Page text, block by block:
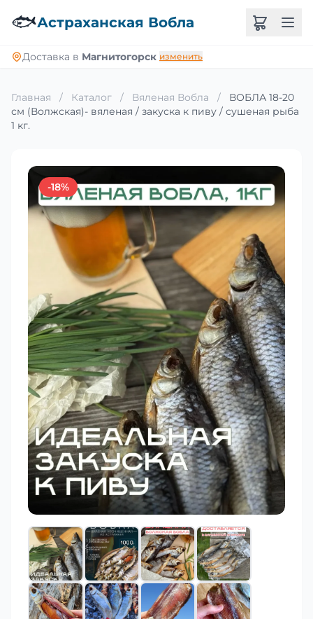
🐟Астраханская Вобла
Доставка в Магнитогорск изменить
Главная / Каталог / Вяленая Вобла /
ВОБЛА 18-20
см (Волжская)- вяленая / закуска к пиву / сушеная рыба
1 кг.
-18%